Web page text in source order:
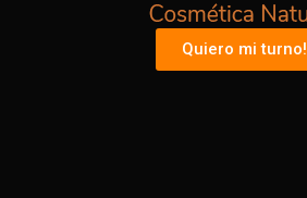
Quiero mi turno!